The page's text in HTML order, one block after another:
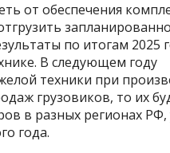
от обеспечения
по итогам 2025
В следующем году
техники при
грузовиков, то их
в разных регионах РФ,
года.